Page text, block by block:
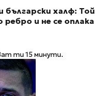
халф: Той
ребро и не се оплака
ти 15 минути.